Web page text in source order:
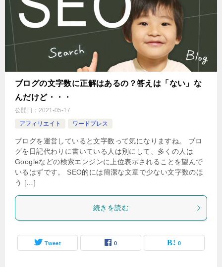
ブログの文字数に正解はあるの？答えは「ない」な
んだけど・・・
公開日： 2021-05-17
アフィリエイト
ワードプレス
ブログを運営していると文字数って気になりますね。 ブロ
グを日記代わりに書いている人は別にして、多くの人は
Googleなどの検索エンジンに上位表示されることを望んで
いるはずです。 SEO的には簡潔な文章で少ない文字数のほ
う […]
続きを読む
Tweet 0 0